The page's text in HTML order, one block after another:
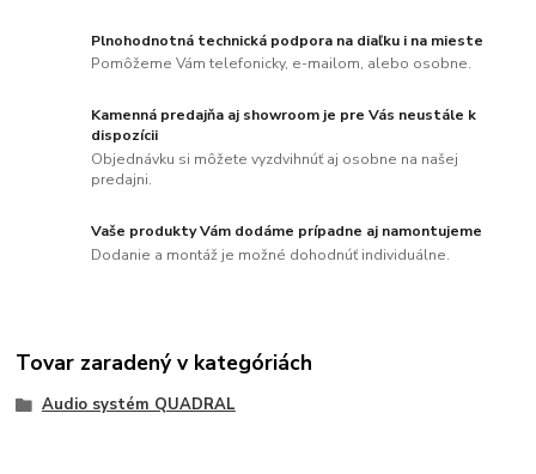
Plnohodnotná technická podpora na diaľku i na mieste
Pomôžeme Vám telefonicky, e-mailom, alebo osobne.
Kamenná predajňa aj showroom je pre Vás neustále k
dispozícii
Objednávku si môžete vyzdvihnúť aj osobne na našej
predajni.
Vaše produkty Vám dodáme prípadne aj namontujeme
Dodanie a montáž je možné dohodnúť individuálne.
Tovar zaradený v kategóriách
Audio systém QUADRAL